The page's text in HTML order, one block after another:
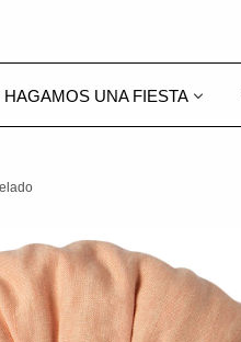
HAGAMOS UNA FIESTA